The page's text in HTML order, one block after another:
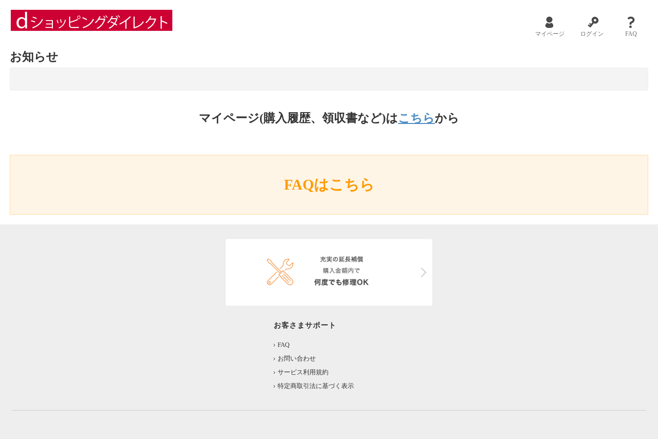
マイページ ログイン FAQ
お知らせ
マイページ(購入履歴、領収書など)はこちらから
FAQはこちら
お客さまサポート
FAQ
お問い合わせ
サービス利用規約
特定商取引法に基づく表示